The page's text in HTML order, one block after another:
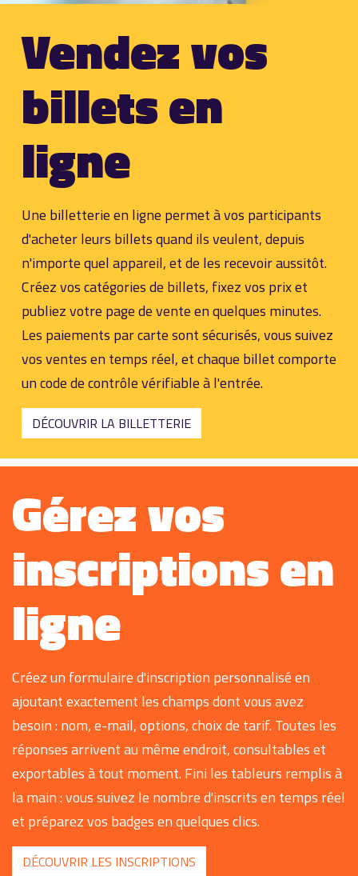
Vendez vos
billets en
ligne
Une billetterie en ligne permet à vos participants
d'acheter leurs billets quand ils veulent, depuis
n'importe quel appareil, et de les recevoir aussitôt.
Créez vos catégories de billets, fixez vos prix et
publiez votre page de vente en quelques minutes.
Les paiements par carte sont sécurisés, vous suivez
vos ventes en temps réel, et chaque billet comporte
un code de contrôle vérifiable à l'entrée.
DÉCOUVRIR LA BILLETTERIE
Gérez vos
inscriptions en
ligne
Créez un formulaire d'inscription personnalisé en
ajoutant exactement les champs dont vous avez
besoin : nom, e-mail, options, choix de tarif. Toutes les
réponses arrivent au même endroit, consultables et
exportables à tout moment. Fini les tableurs remplis à
la main : vous suivez le nombre d'inscrits en temps réel
et préparez vos badges en quelques clics.
DÉCOUVRIR LES INSCRIPTIONS